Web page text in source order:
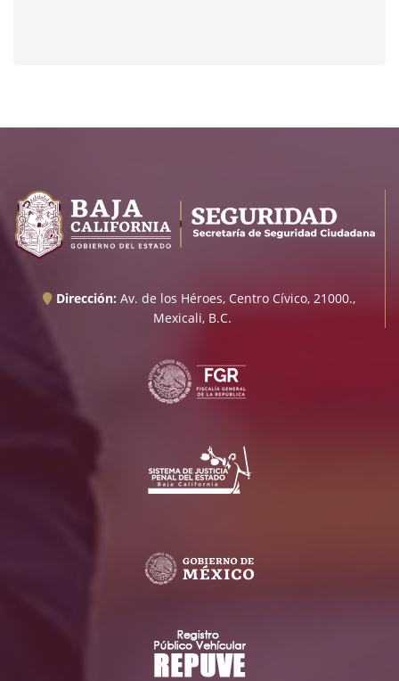
Dirección: Av. de los Héroes, Centro Cívico, 21000.,
Mexicali, B.C.